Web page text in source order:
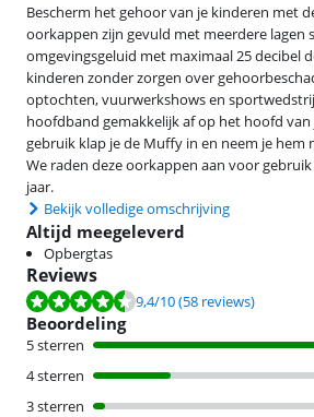
Bescherm het gehoor van je kinderen met
oorkappen zijn gevuld met meerdere lagen
omgevingsgeluid met maximaal 25 decibel
kinderen zonder zorgen over
optochten, vuurwerkshows en
hoofdband gemakkelijk af op het hoofd van
gebruik klap je de Muffy in en neem je hem
We raden deze oorkappen aan voor
jaar.
Bekijk volledige omschrijving
Altijd meegeleverd
Opbergtas
Reviews
Beoordeling is 9,4 van de 10, gebaseerd op 58
9,4/10(58 reviews)
Beoordeling
5 sterren
4 sterren
3 sterren